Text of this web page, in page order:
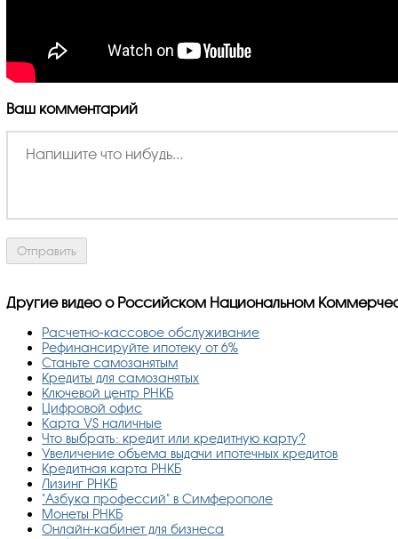
Ваш комментарий
Другие видео о Российском Национальном
Расчетно-кассовое обслуживание
Рефинансируйте ипотеку от 6%
Станьте самозанятым
Кредиты для самозанятых
Ключевой центр РНКБ
Цифровой офис
Карта VS наличные
Что выбрать: кредит или кредитную карту?
Увеличение объема выдачи ипотечных кредитов
Кредитная карта РНКБ
Лизинг РНКБ
"Азбука профессий" в Симферополе
Монеты РНКБ
Онлайн-кабинет для бизнеса